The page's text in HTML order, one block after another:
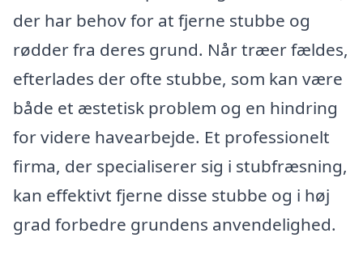
der har behov for at fjerne stubbe og
rødder fra deres grund. Når træer fældes,
efterlades der ofte stubbe, som kan være
både et æstetisk problem og en hindring
for videre havearbejde. Et professionelt
firma, der specialiserer sig i stubfræsning,
kan effektivt fjerne disse stubbe og i høj
grad forbedre grundens anvendelighed.